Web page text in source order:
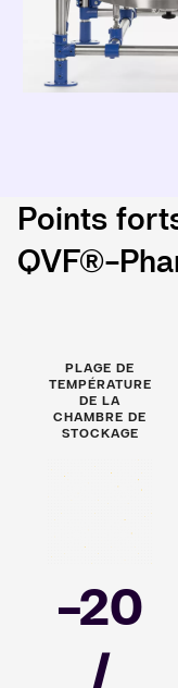
Points
QVF®-
PLAGE DE
TEMPÉRATURE
DE LA
CHAMBRE DE
STOCKAGE
Image
-20